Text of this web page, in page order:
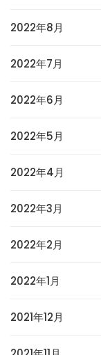
2022年8月
2022年7月
2022年6月
2022年5月
2022年4月
2022年3月
2022年2月
2022年1月
2021年12月